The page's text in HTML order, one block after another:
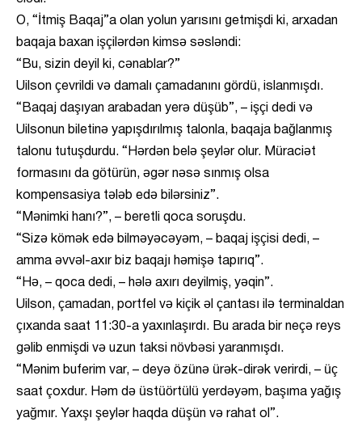
O, “İtmiş Baqaj”a olan yolun yarısını getmişdi ki, arxadan
baqaja baxan işçilərdən kimsə səsləndi:
“Bu, sizin deyil ki, cənablar?”
Uilson çevrildi və damalı çamadanını gördü, islanmışdı.
“Baqaj daşıyan arabadan yerə düşüb”, – işçi dedi və
Uilsonun biletinə yapışdırılmış talonla, baqaja bağlanmış
talonu tutuşdurdu. “Hərdən belə şeylər olur. Müraciət
formasını da götürün, əgər nəsə sınmış olsa
kompensasiya tələb edə bilərsiniz”.
“Mənimki hanı?”, – beretli qoca soruşdu.
“Sizə kömək edə bilməyəcəyəm, – baqaj işçisi dedi, –
amma əvvəl-axır biz baqajı həmişə tapırıq”.
“Hə, – qoca dedi, – hələ axırı deyilmiş, yəqin”.
Uilson, çamadan, portfel və kiçik əl çantası ilə terminaldan
çıxanda saat 11:30-a yaxınlaşırdı. Bu arada bir neçə reys
gəlib enmişdi və uzun taksi növbəsi yaranmışdı.
“Mənim buferim var, – deyə özünə ürək-dirək verirdi, – üç
saat çoxdur. Həm də üstüörtülü yerdəyəm, başıma yağış
yağmır. Yaxşı şeylər haqda düşün və rahat ol”.